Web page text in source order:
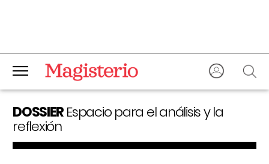
DOSSIEREspacio para el análisis y la
reflexión